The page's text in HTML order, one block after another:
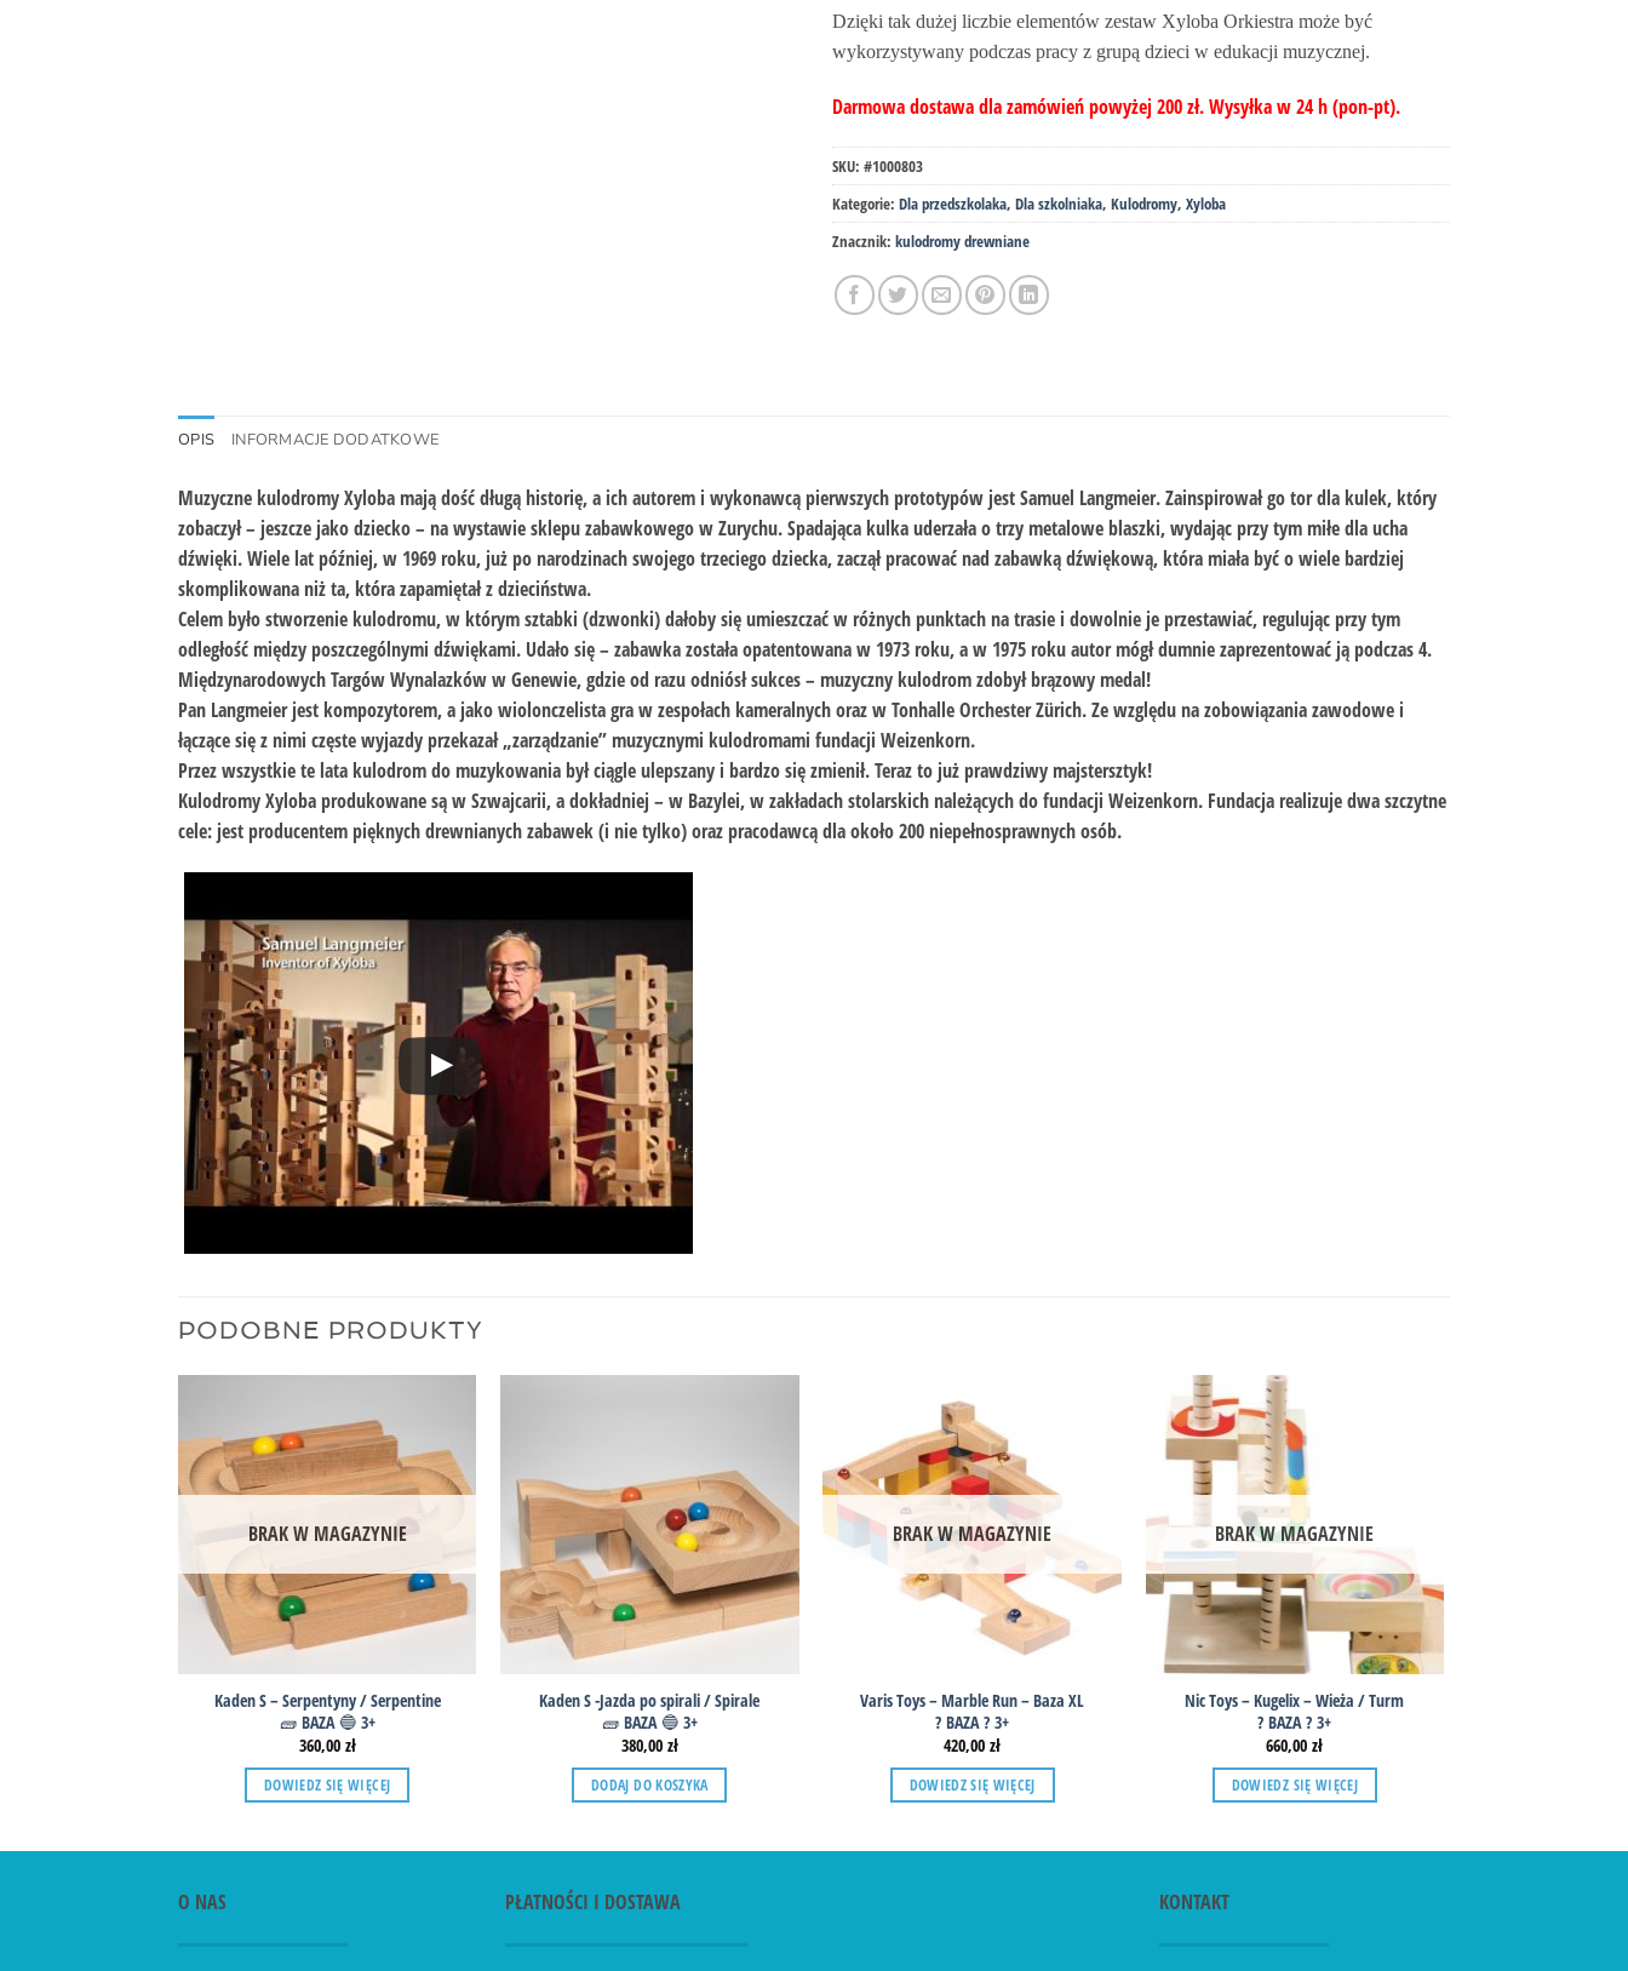
Dzięki tak dużej liczbie elementów zestaw Xyloba Orkiestra może być
wykorzystywany podczas pracy z grupą dzieci w edukacji muzycznej.
Darmowa dostawa dla zamówień powyżej 200 zł. Wysyłka w 24 h (pon-pt).
SKU: #1000803
Kategorie: Dla przedszkolaka, Dla szkolniaka, Kulodromy, Xyloba
Znacznik: kulodromy drewniane
OPIS INFORMACJE DODATKOWE
Muzyczne kulodromy Xyloba mają dość długą historię, a ich autorem i wykonawcą pierwszych prototypów jest Samuel Langmeier. Zainspirował go tor dla kulek, który
zobaczył – jeszcze jako dziecko – na wystawie sklepu zabawkowego w Zurychu. Spadająca kulka uderzała o trzy metalowe blaszki, wydając przy tym miłe dla ucha
dźwięki. Wiele lat później, w 1969 roku, już po narodzinach swojego trzeciego dziecka, zaczął pracować nad zabawką dźwiękową, która miała być o wiele bardziej
skomplikowana niż ta, która zapamiętał z dzieciństwa.
Celem było stworzenie kulodromu, w którym sztabki (dzwonki) dałoby się umieszczać w różnych punktach na trasie i dowolnie je przestawiać, regulując przy tym
odległość między poszczególnymi dźwiękami. Udało się – zabawka została opatentowana w 1973 roku, a w 1975 roku autor mógł dumnie zaprezentować ją podczas 4.
Międzynarodowych Targów Wynalazków w Genewie, gdzie od razu odniósł sukces – muzyczny kulodrom zdobył brązowy medal!
Pan Langmeier jest kompozytorem, a jako wiolonczelista gra w zespołach kameralnych oraz w Tonhalle Orchester Zürich. Ze względu na zobowiązania zawodowe i
łączące się z nimi częste wyjazdy przekazał „zarządzanie” muzycznymi kulodromami fundacji Weizenkorn.
Przez wszystkie te lata kulodrom do muzykowania był ciągle ulepszany i bardzo się zmienił. Teraz to już prawdziwy majstersztyk!
Kulodromy Xyloba produkowane są w Szwajcarii, a dokładniej – w Bazylei, w zakładach stolarskich należących do fundacji Weizenkorn. Fundacja realizuje dwa szczytne
cele: jest producentem pięknych drewnianych zabawek (i nie tylko) oraz pracodawcą dla około 200 niepełnosprawnych osób.
PODOBNE PRODUKTY
BRAK W MAGAZYNIE
Kaden S – Serpentyny / Serpentine
🧱 BAZA 🔵 3+
360,00 zł
DOWIEDZ SIĘ WIĘCEJ
Kaden S -Jazda po spirali / Spirale
🧱 BAZA 🔵 3+
380,00 zł
DODAJ DO KOSZYKA
BRAK W MAGAZYNIE
Varis Toys – Marble Run – Baza XL
? BAZA ? 3+
420,00zł
DOWIEDZ SIĘ WIĘCEJ
BRAK W MAGAZYNIE
Nic Toys – Kugelix – Wieża / Turm
? BAZA ? 3+
660,00zł
DOWIEDZ SIĘ WIĘCEJ
O NAS PŁATNOŚCI I DOSTAWA KONTAKT